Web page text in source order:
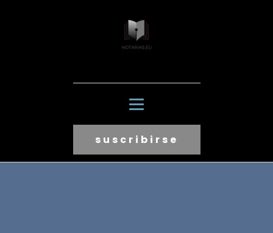
suscribirse